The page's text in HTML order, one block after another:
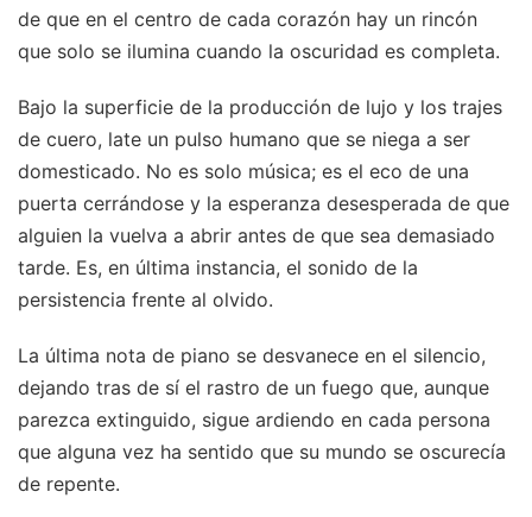
de que en el centro de cada corazón hay un rincón
que solo se ilumina cuando la oscuridad es completa.
Bajo la superficie de la producción de lujo y los trajes
de cuero, late un pulso humano que se niega a ser
domesticado. No es solo música; es el eco de una
puerta cerrándose y la esperanza desesperada de que
alguien la vuelva a abrir antes de que sea demasiado
tarde. Es, en última instancia, el sonido de la
persistencia frente al olvido.
La última nota de piano se desvanece en el silencio,
dejando tras de sí el rastro de un fuego que, aunque
parezca extinguido, sigue ardiendo en cada persona
que alguna vez ha sentido que su mundo se oscurecía
de repente.